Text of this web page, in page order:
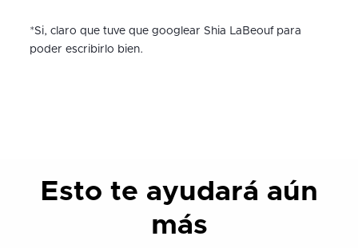
*Si, claro que tuve que googlear Shia LaBeouf para
poder escribirlo bien.
Esto te ayudará aún
más